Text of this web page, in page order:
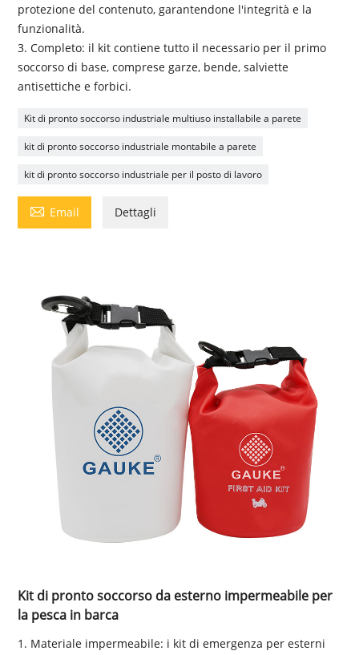
protezione del contenuto, garantendone l'integrità e la
funzionalità.
3. Completo: il kit contiene tutto il necessario per il primo
soccorso di base, comprese garze, bende, salviette
antisettiche e forbici.
Kit di pronto soccorso industriale multiuso installabile a parete
kit di pronto soccorso industriale montabile a parete
kit di pronto soccorso industriale per il posto di lavoro
 Email Dettagli
Kit di pronto soccorso da esterno impermeabile per
la pesca in barca
1. Materiale impermeabile: i kit di emergenza per esterni